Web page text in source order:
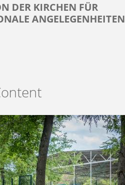
DER KIRCHEN FÜR
ANGELEGENHEITEN